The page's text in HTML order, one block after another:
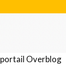
portail Overblog